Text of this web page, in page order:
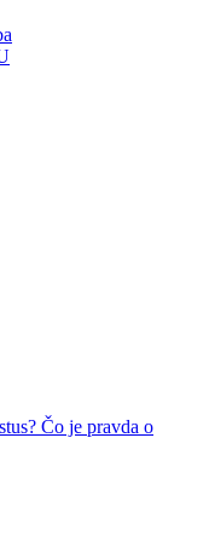
Čo je pravda o